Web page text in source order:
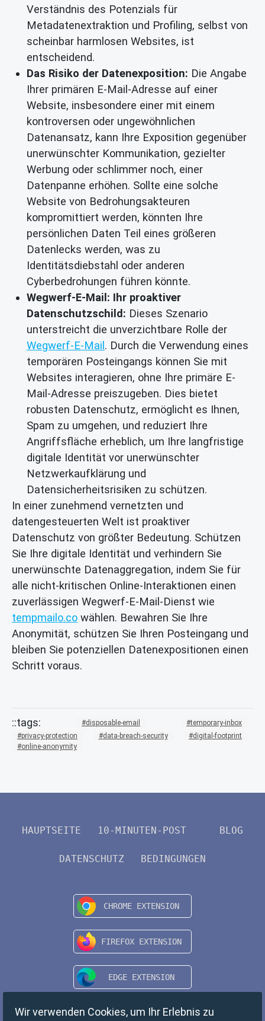
Verständnis des Potenzials für
Metadatenextraktion und Profiling, selbst von
scheinbar harmlosen Websites, ist
entscheidend.
Das Risiko der Datenexposition: Die Angabe
Ihrer primären E-Mail-Adresse auf einer
Website, insbesondere einer mit einem
kontroversen oder ungewöhnlichen
Datenansatz, kann Ihre Exposition gegenüber
unerwünschter Kommunikation, gezielter
Werbung oder schlimmer noch, einer
Datenpanne erhöhen. Sollte eine solche
Website von Bedrohungsakteuren
kompromittiert werden, könnten Ihre
persönlichen Daten Teil eines größeren
Datenlecks werden, was zu
Identitätsdiebstahl oder anderen
Cyberbedrohungen führen könnte.
Wegwerf-E-Mail: Ihr proaktiver
Datenschutzschild: Dieses Szenario
unterstreicht die unverzichtbare Rolle der
Wegwerf-E-Mail . Durch die Verwendung eines
temporären Posteingangs können Sie mit
Websites interagieren, ohne Ihre primäre E-
Mail-Adresse preiszugeben. Dies bietet
robusten Datenschutz, ermöglicht es Ihnen,
Spam zu umgehen, und reduziert Ihre
Angriffsfläche erheblich, um Ihre langfristige
digitale Identität vor unerwünschter
Netzwerkaufklärung und
Datensicherheitsrisiken zu schützen.
In einer zunehmend vernetzten und
datengesteuerten Welt ist proaktiver
Datenschutz von größter Bedeutung. Schützen
Sie Ihre digitale Identität und verhindern Sie
unerwünschte Datenaggregation, indem Sie für
alle nicht-kritischen Online-Interaktionen einen
zuverlässigen Wegwerf-E-Mail-Dienst wie
tempmailo.co wählen. Bewahren Sie Ihre
Anonymität, schützen Sie Ihren Posteingang und
bleiben Sie potenziellen Datenexpositionen einen
Schritt voraus.
disposable-email
temporary-inbox
privacy-protection
data-breach-security
digital-footprint
online-anonymity
HAUPTSEITE 10-MINUTEN-POST BLOG
DATENSCHUTZ BEDINGUNGEN
Wir verwenden Cookies, um Ihr Erlebnis zu